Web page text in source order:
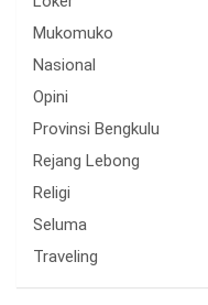
Mukomuko
Nasional
Opini
Provinsi Bengkulu
Rejang Lebong
Religi
Seluma
Traveling